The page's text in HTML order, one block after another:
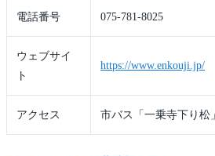
電話番号 075-781-8025
ウェブサイ
ト
https://www.enkouji.jp/
アクセス 市バス「一乗寺下り松